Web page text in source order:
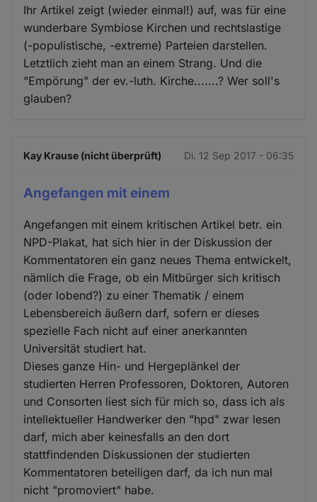
Ihr Artikel zeigt (wieder einmal!) auf, was für eine
wunderbare Symbiose Kirchen und rechtslastige
(-populistische, -extreme) Parteien darstellen.
Letztlich zieht man an einem Strang. Und die
"Empörung" der ev.-luth. Kirche.......? Wer soll's
glauben?
Kay Krause (nicht überprüft) Di. 12 Sep 2017 - 06:35
Angefangen mit einem
Angefangen mit einem kritischen Artikel betr. ein
NPD-Plakat, hat sich hier in der Diskussion der
Kommentatoren ein ganz neues Thema entwickelt,
nämlich die Frage, ob ein Mitbürger sich kritisch
(oder lobend?) zu einer Thematik / einem
Lebensbereich äußern darf, sofern er dieses
spezielle Fach nicht auf einer anerkannten
Universität studiert hat.
Dieses ganze Hin- und Hergeplänkel der
studierten Herren Professoren, Doktoren, Autoren
und Consorten liest sich für mich so, dass ich als
intellektueller Handwerker den "hpd" zwar lesen
darf, mich aber keinesfalls an den dort
stattfindenden Diskussionen der studierten
Kommentatoren beteiligen darf, da ich nun mal
nicht "promoviert" habe.